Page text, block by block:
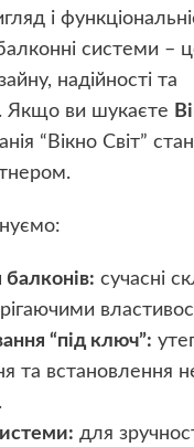
і
системи –
надійності та
Якщо ви шукаєте
“Вікно Світ”
сучасні
“під ключ”:
та встановлення
для